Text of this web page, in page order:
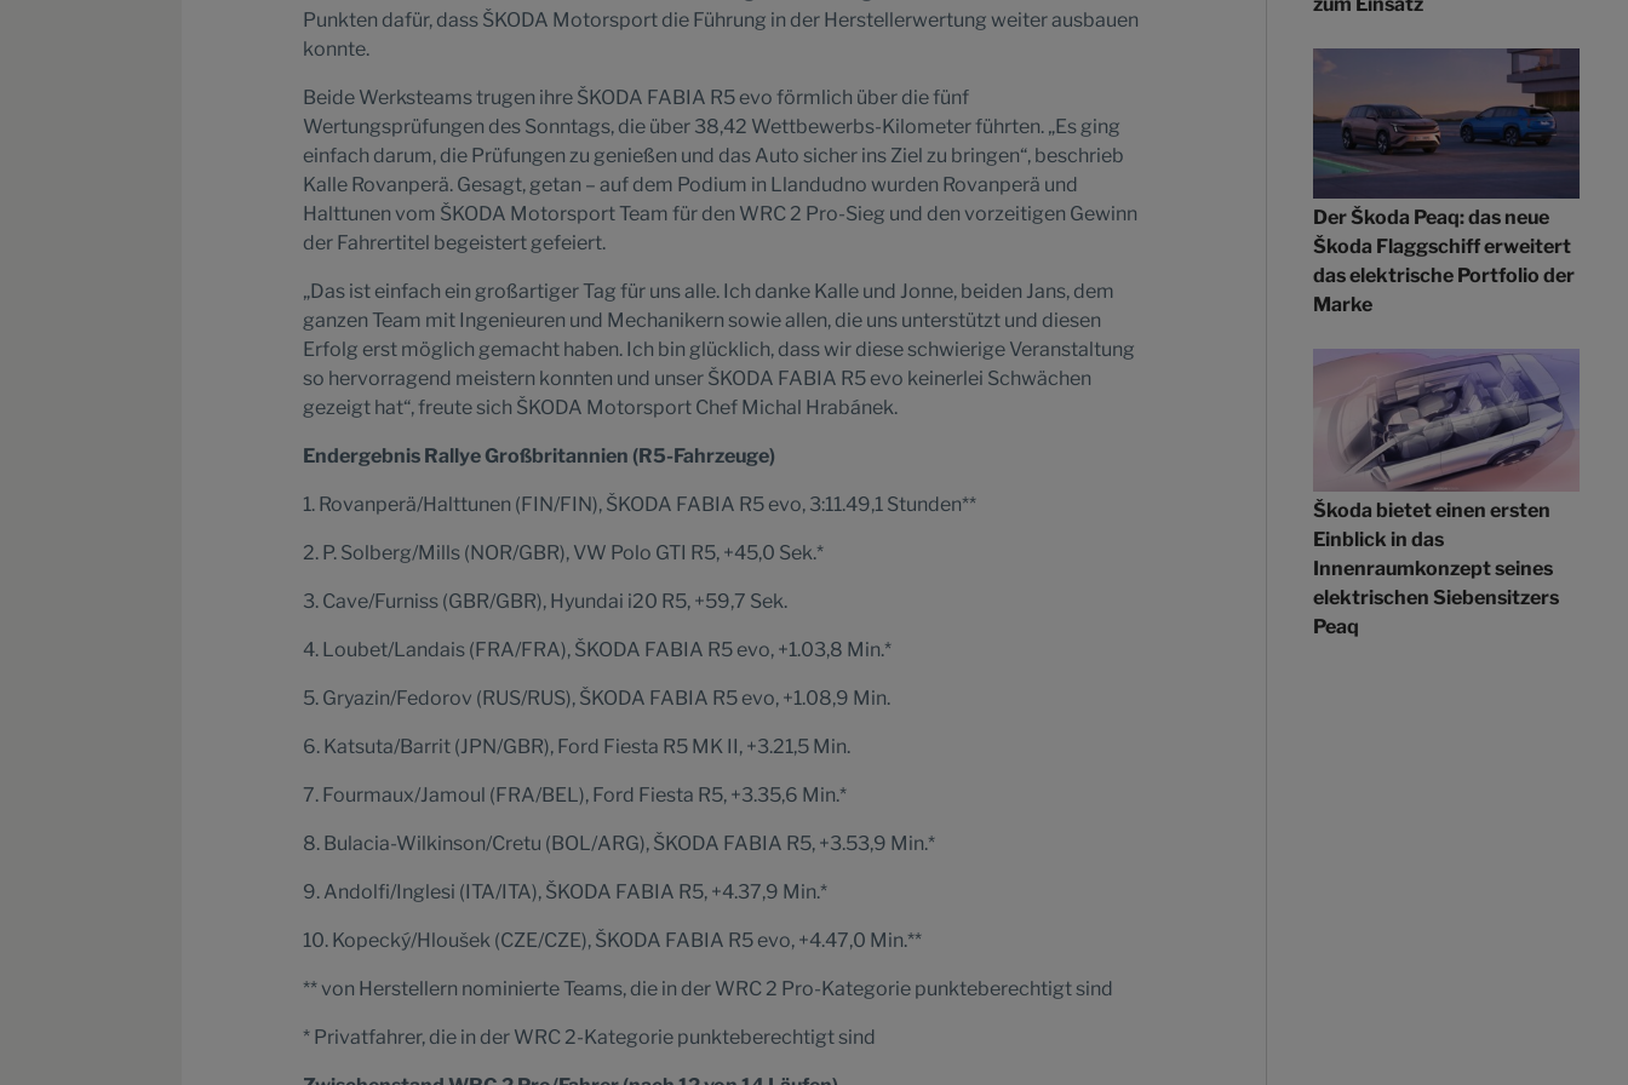
Punkten dafür, dass ŠKODA Motorsport die Führung in der Herstellerwertung weiter ausbauen
konnte.
Beide Werksteams trugen ihre ŠKODA FABIA R5 evo förmlich über die fünf
Wertungsprüfungen des Sonntags, die über 38,42 Wettbewerbs-Kilometer führten. „Es ging
einfach darum, die Prüfungen zu genießen und das Auto sicher ins Ziel zu bringen“, beschrieb
Kalle Rovanperä. Gesagt, getan – auf dem Podium in Llandudno wurden Rovanperä und
Halttunen vom ŠKODA Motorsport Team für den WRC 2 Pro-Sieg und den vorzeitigen Gewinn
der Fahrertitel begeistert gefeiert.
„Das ist einfach ein großartiger Tag für uns alle. Ich danke Kalle und Jonne, beiden Jans, dem
ganzen Team mit Ingenieuren und Mechanikern sowie allen, die uns unterstützt und diesen
Erfolg erst möglich gemacht haben. Ich bin glücklich, dass wir diese schwierige Veranstaltung
so hervorragend meistern konnten und unser ŠKODA FABIA R5 evo keinerlei Schwächen
gezeigt hat“, freute sich ŠKODA Motorsport Chef Michal Hrabánek.
Endergebnis Rallye Großbritannien (R5-Fahrzeuge)
1. Rovanperä/Halttunen (FIN/FIN), ŠKODA FABIA R5 evo, 3:11.49,1 Stunden**
2. P. Solberg/Mills (NOR/GBR), VW Polo GTI R5, +45,0 Sek.*
3. Cave/Furniss (GBR/GBR), Hyundai i20 R5, +59,7 Sek.
4. Loubet/Landais (FRA/FRA), ŠKODA FABIA R5 evo, +1.03,8 Min.*
5. Gryazin/Fedorov (RUS/RUS), ŠKODA FABIA R5 evo, +1.08,9 Min.
6. Katsuta/Barrit (JPN/GBR), Ford Fiesta R5 MK II, +3.21,5 Min.
7. Fourmaux/Jamoul (FRA/BEL), Ford Fiesta R5, +3.35,6 Min.*
8. Bulacia-Wilkinson/Cretu (BOL/ARG), ŠKODA FABIA R5, +3.53,9 Min.*
9. Andolfi/Inglesi (ITA/ITA), ŠKODA FABIA R5, +4.37,9 Min.*
10. Kopecký/Hloušek (CZE/CZE), ŠKODA FABIA R5 evo, +4.47,0 Min.**
** von Herstellern nominierte Teams, die in der WRC 2 Pro-Kategorie punkteberechtigt sind
* Privatfahrer, die in der WRC 2-Kategorie punkteberechtigt sind
zum Einsatz
Der Škoda Peaq: das neue
Škoda Flaggschiff erweitert
das elektrische Portfolio der
Marke
Škoda bietet einen ersten
Einblick in das
Innenraumkonzept seines
elektrischen Siebensitzers
Peaq